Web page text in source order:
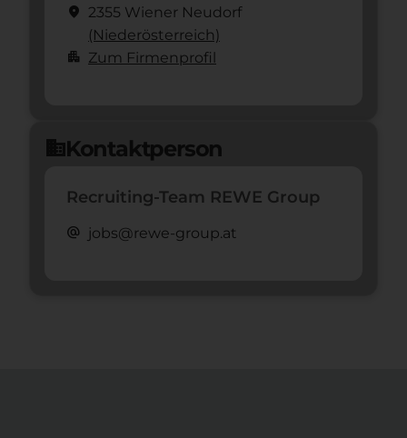
location_on 2355 Wiener Neudorf
(Nieder­österreich)
apartment Zum Firmenprofil
domainKontaktperson
Recruiting-Team REWE Group
alternate_email jobs@rewe-group.at